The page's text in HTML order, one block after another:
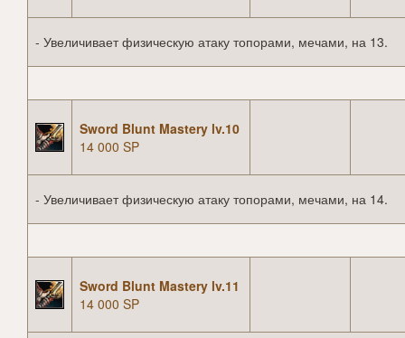
- Увеличивает физическую атаку топорами, мечами, на 13.
Sword Blunt Mastery lv.10
14 000 SP
- Увеличивает физическую атаку топорами, мечами, на 14.
Sword Blunt Mastery lv.11
14 000 SP